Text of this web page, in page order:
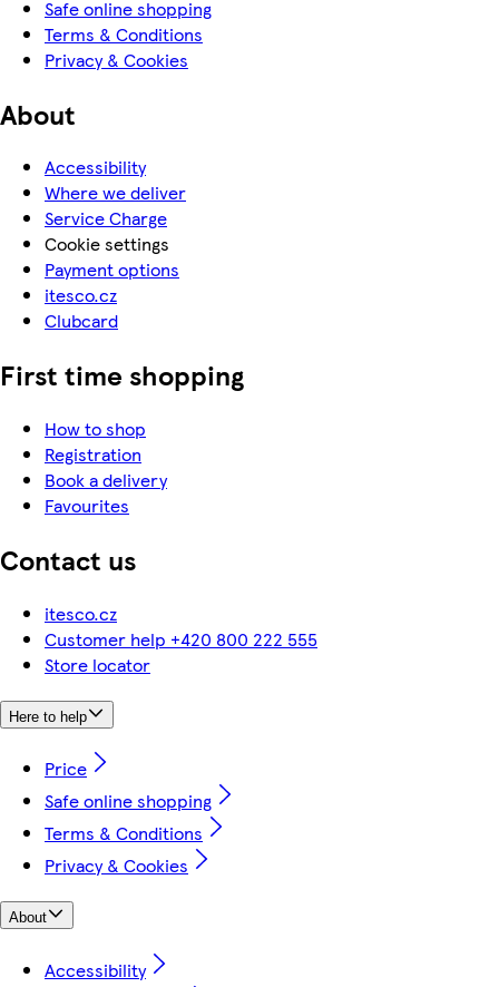
Safe online shopping
Terms & Conditions
Privacy & Cookies
About
Accessibility
Where we deliver
Service Charge
Cookie settings
Payment options
itesco.cz
Clubcard
First time shopping
How to shop
Registration
Book a delivery
Favourites
Contact us
itesco.cz
Customer help +420 800 222 555
Store locator
Here to help
Price
Safe online shopping
Terms & Conditions
Privacy & Cookies
About
Accessibility